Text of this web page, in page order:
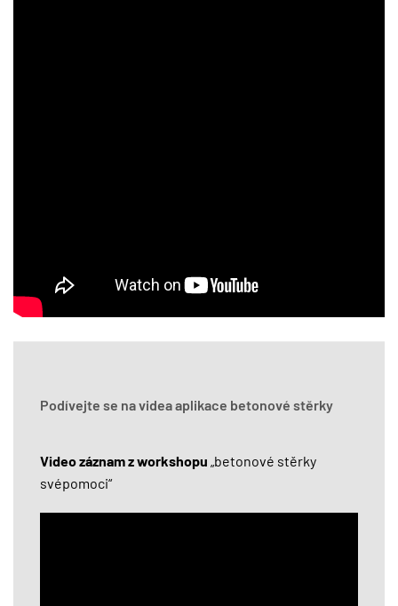
Podívejte se na videa aplikace betonové stěrky
Video záznam z workshopu „betonové stěrky
svépomoci“